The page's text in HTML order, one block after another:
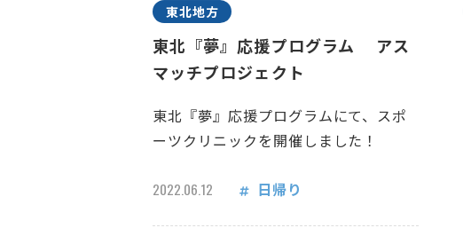
東北地方
東北『夢』応援プログラム アス
マッチプロジェクト
東北『夢』応援プログラムにて、スポ
ーツクリニックを開催しました！
2022.06.12 日帰り